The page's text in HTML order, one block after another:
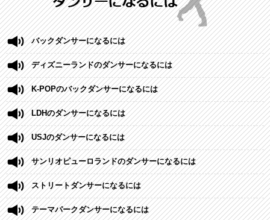
バックダンサーになるには
ディズニーランドのダンサーになるには
K-POPのバックダンサーになるには
LDHのダンサーになるには
USJのダンサーになるには
サンリオピューロランドのダンサーになるには
ストリートダンサーになるには
テーマパークダンサーになるには